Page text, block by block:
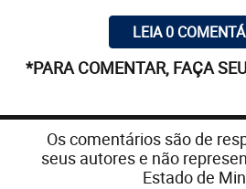
LEIA 0
*PARA COMENTAR, FAÇA
Os comentários são de
seus autores e não
Estado de